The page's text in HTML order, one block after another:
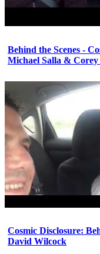
Behind the Scenes -
Michael Salla & Corey
Cosmic Disclosure:
David Wilcock